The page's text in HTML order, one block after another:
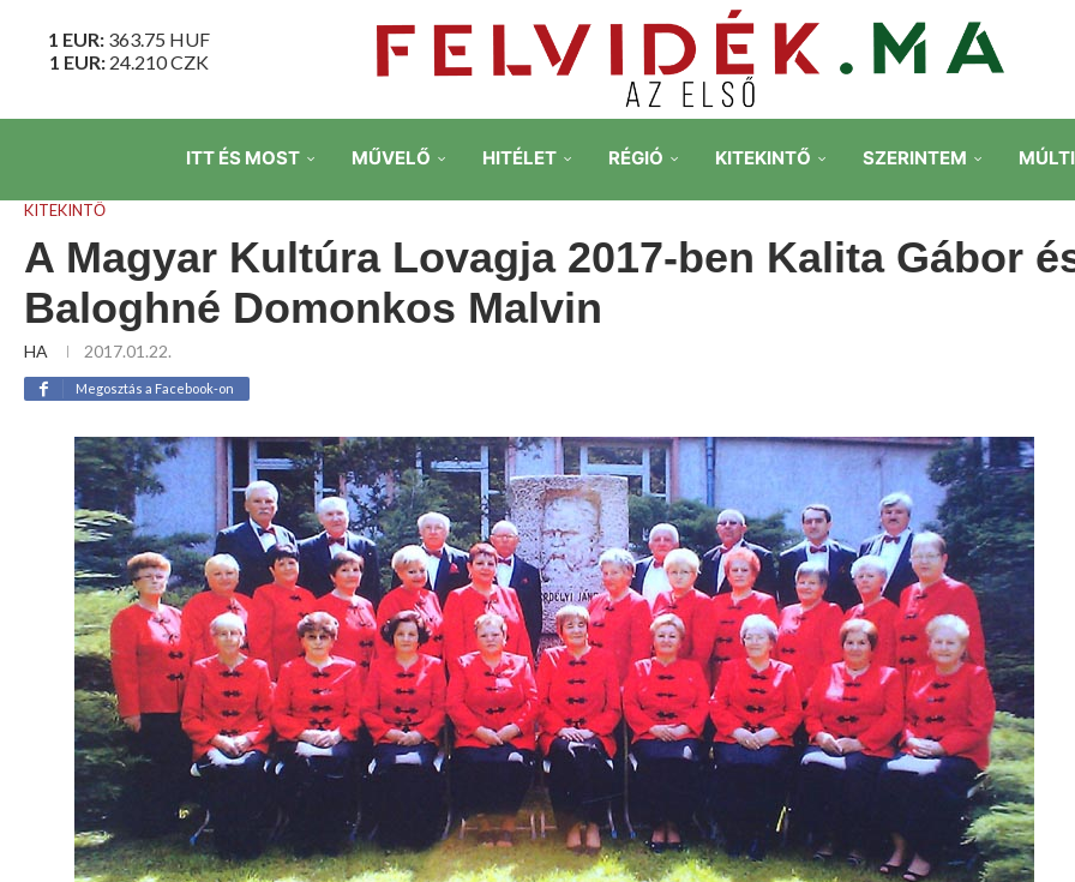
1 EUR: 363.75 HUF
1 EUR: 24.210CZK
ITT ÉS MOST MŰVELŐ HITÉLET RÉGIÓ KITEKINTŐ SZERINTEM
KITEKINTŐ
A Magyar Kultúra Lovagja 2017-ben Kalita Gábor
Baloghné Domonkos Malvin
HA 2017.01.22.
Megosztás a Facebook-on